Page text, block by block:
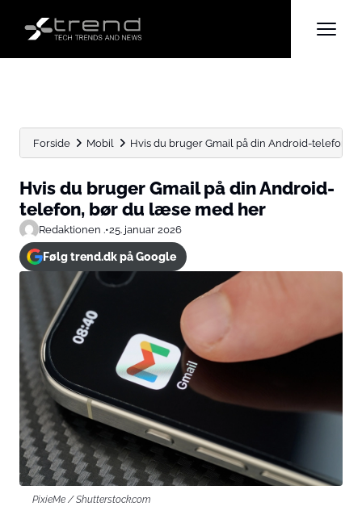
Forside Mobil Hvis du bruger Gmail på din Android-telefon,
Hvis du bruger Gmail på din Android-
telefon, bør du læse med her
Redaktionen .•25. januar 2026
Følg trend.dk på Google
PixieMe / Shutterstock.com